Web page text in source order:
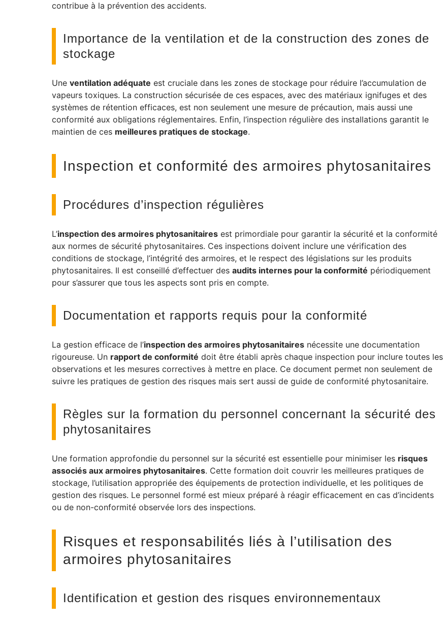
contribue à la prévention des accidents.
Importance de la ventilation et de la construction des zones de
stockage
Une ventilation adéquate est cruciale dans les zones de stockage pour réduire l’accumulation de
vapeurs toxiques. La construction sécurisée de ces espaces, avec des matériaux ignifuges et des
systèmes de rétention efficaces, est non seulement une mesure de précaution, mais aussi une
conformité aux obligations réglementaires. Enfin, l’inspection régulière des installations garantit le
maintien de ces meilleures pratiques de stockage.
Inspection et conformité des armoires phytosanitaires
Procédures d’inspection régulières
L’inspection des armoires phytosanitaires est primordiale pour garantir la sécurité et la conformité
aux normes de sécurité phytosanitaires. Ces inspections doivent inclure une vérification des
conditions de stockage, l’intégrité des armoires, et le respect des législations sur les produits
phytosanitaires. Il est conseillé d’effectuer des audits internes pour la conformité périodiquement
pour s’assurer que tous les aspects sont pris en compte.
Documentation et rapports requis pour la conformité
La gestion efficace de l’inspection des armoires phytosanitaires nécessite une documentation
rigoureuse. Un rapport de conformité doit être établi après chaque inspection pour inclure toutes les
observations et les mesures correctives à mettre en place. Ce document permet non seulement de
suivre les pratiques de gestion des risques mais sert aussi de guide de conformité phytosanitaire.
Règles sur la formation du personnel concernant la sécurité des
phytosanitaires
Une formation approfondie du personnel sur la sécurité est essentielle pour minimiser les risques
associés aux armoires phytosanitaires. Cette formation doit couvrir les meilleures pratiques de
stockage, l’utilisation appropriée des équipements de protection individuelle, et les politiques de
gestion des risques. Le personnel formé est mieux préparé à réagir efficacement en cas d’incidents
ou de non-conformité observée lors des inspections.
Risques et responsabilités liés à l’utilisation des
armoires phytosanitaires
Identification et gestion des risques environnementaux